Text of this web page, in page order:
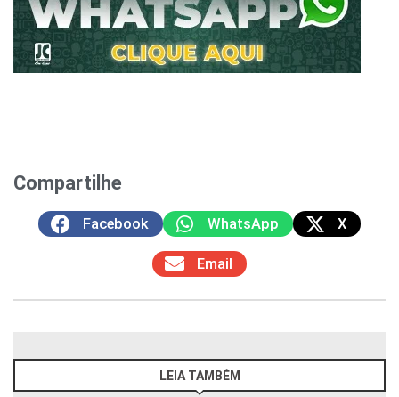
Compartilhe
Facebook WhatsApp X
Email
LEIA TAMBÉM